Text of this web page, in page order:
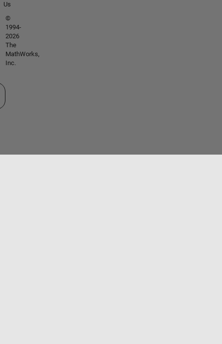
Us
©
1994-
2026
The
MathWorks,
Inc.